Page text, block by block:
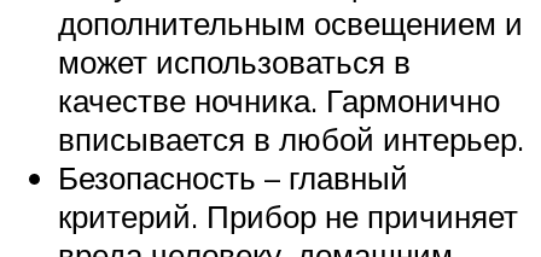
дополнительным освещением и
может использоваться в
качестве ночника. Гармонично
вписывается в любой интерьер.
Безопасность – главный
критерий. Прибор не причиняет